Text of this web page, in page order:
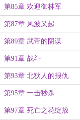
第85章 欢迎御林军
第87章 风波又起
第89章 武帝的阴谋
第91章 战斗
第93章 北狄人的报仇
第95章 一击秒杀
第97章 死亡之花绽放